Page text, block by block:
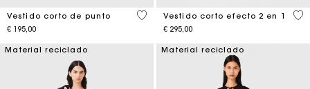
Vestido corto de punto
€ 195,00
4,9 out of 5 Customer Rating
Vestido corto efecto 2 en 1
€ 295,00
4,6
Material reciclado Material reciclado